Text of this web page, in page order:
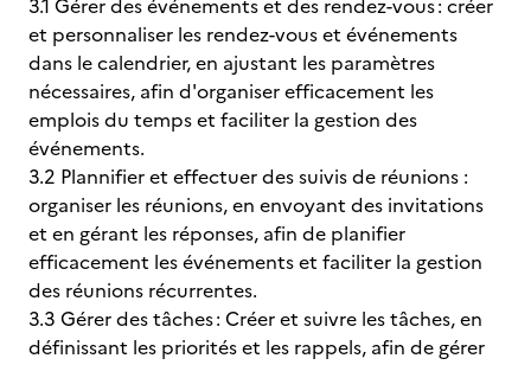
3.1 Gérer des événements et des rendez-vous : créer
et personnaliser les rendez-vous et événements
dans le calendrier, en ajustant les paramètres
nécessaires, afin d'organiser efficacement les
emplois du temps et faciliter la gestion des
événements.
3.2 Plannifier et effectuer des suivis de réunions :
organiser les réunions, en envoyant des invitations
et en gérant les réponses, afin de planifier
efficacement les événements et faciliter la gestion
des réunions récurrentes.
3.3 Gérer des tâches : Créer et suivre les tâches, en
définissant les priorités et les rappels, afin de gérer